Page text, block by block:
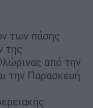
των πάσης
της
από την
την Παρασκευή